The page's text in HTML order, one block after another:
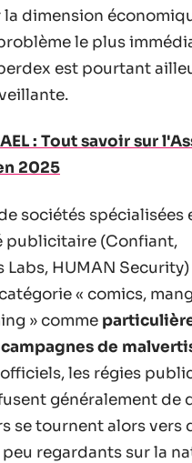
dimension
le plus
est pourtant
AEL : Tout savoir sur
2025
sociétés spécialisées
publicitaire (Confiant,
Labs, HUMAN Security)
« comics,
» comme
de
les régies
généralement de
se tournent alors vers
regardants sur la